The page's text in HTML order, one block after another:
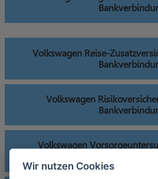
Volkswagen Reise-
Volkswagen
Volkswagen
Wir nutzen Cookies